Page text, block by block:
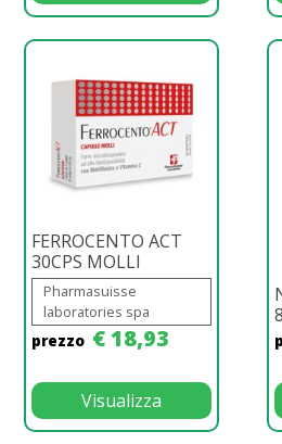
FERROCENTO ACT
30CPS MOLLI
Pharmasuisse
laboratories spa
prezzo € 18,93
Visualizza